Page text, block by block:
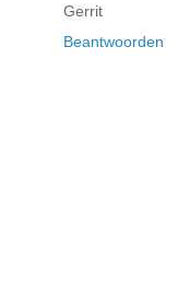
Gerrit
Beantwoorden